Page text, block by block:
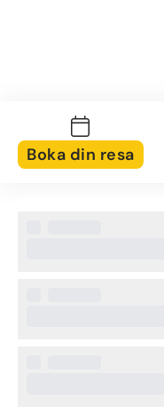
Boka din resa